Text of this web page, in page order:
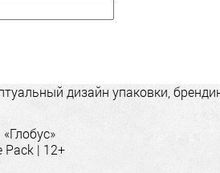
дизайн упаковки,
| 12+